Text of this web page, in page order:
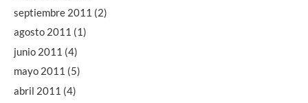
septiembre 2011 (2)
agosto 2011 (1)
junio 2011 (4)
mayo 2011 (5)
abril 2011 (4)